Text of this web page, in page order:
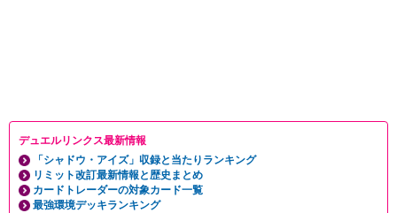
デュエルリンクス最新情報
「シャドウ・アイズ」収録と当たりランキング
リミット改訂最新情報と歴史まとめ
カードトレーダーの対象カード一覧
最強環境デッキランキング